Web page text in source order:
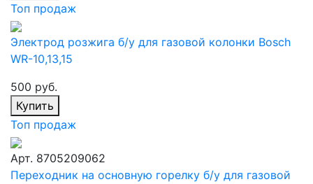
Топ продаж
Электрод розжига б/у для газовой колонки Bosch
WR-10,13,15
500 руб.
Купить
Топ продаж
Арт. 8705209062
Переходник на основную горелку б/у для газовой